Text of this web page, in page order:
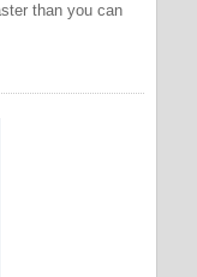
than you can